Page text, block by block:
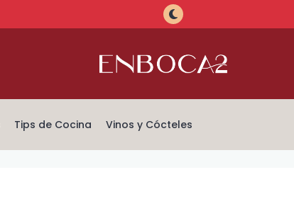
Tips de Cocina Vinos y Cócteles